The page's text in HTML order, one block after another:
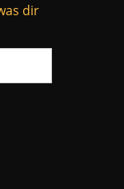
dir